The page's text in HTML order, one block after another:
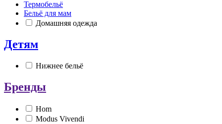
Термобельё
Бельё для мам
Домашняя одежда
Детям
Нижнее бельё
Бренды
Hom
Modus Vivendi